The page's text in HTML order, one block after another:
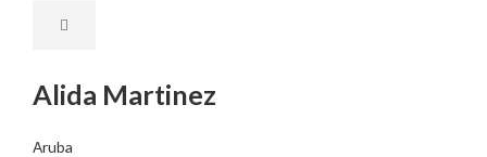
Alida Martinez
Aruba